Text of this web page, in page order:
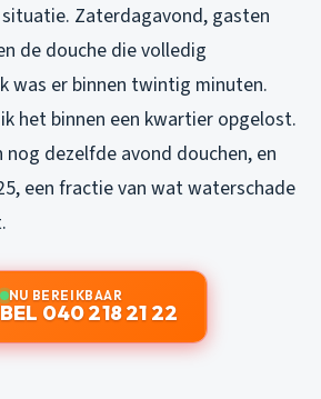
situatie. Zaterdagavond, gasten
de douche die volledig
was er binnen twintig minuten.
het binnen een kwartier opgelost.
dezelfde avond douchen, en
een fractie van wat waterschade
NU BEREIKBAAR
BEL 040 218 21 22